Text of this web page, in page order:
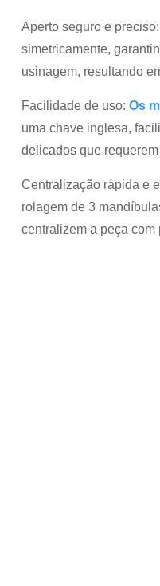
Aperto seguro e
simetricamente,
usinagem, resultando
Facilidade de uso:Os
uma chave inglesa,
delicados que
Centralização rápida e
rolagem de 3
centralizem a peça